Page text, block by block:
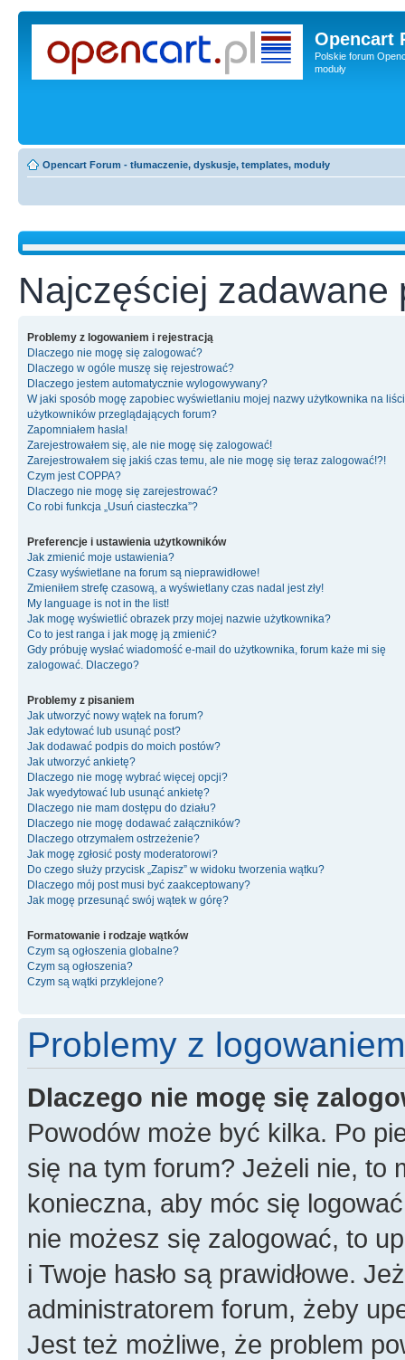
Opencart
Polskie forum
moduły
Opencart Forum - tłumaczenie, dyskusje, templates, moduły
Najczęściej zadawane
Problemy z logowaniem i rejestracją
Dlaczego nie mogę się zalogować?
Dlaczego w ogóle muszę się rejestrować?
Dlaczego jestem automatycznie wylogowywany?
W jaki sposób mogę zapobiec wyświetlaniu mojej nazwy użytkownika na
użytkowników przeglądających forum?
Zapomniałem hasła!
Zarejestrowałem się, ale nie mogę się zalogować!
Zarejestrowałem się jakiś czas temu, ale nie mogę się teraz zalogować!?!
Czym jest COPPA?
Dlaczego nie mogę się zarejestrować?
Co robi funkcja „Usuń ciasteczka”?
Preferencje i ustawienia użytkowników
Jak zmienić moje ustawienia?
Czasy wyświetlane na forum są nieprawidłowe!
Zmieniłem strefę czasową, a wyświetlany czas nadal jest zły!
My language is not in the list!
Jak mogę wyświetlić obrazek przy mojej nazwie użytkownika?
Co to jest ranga i jak mogę ją zmienić?
Gdy próbuję wysłać wiadomość e-mail do użytkownika, forum każe mi się
zalogować. Dlaczego?
Problemy z pisaniem
Jak utworzyć nowy wątek na forum?
Jak edytować lub usunąć post?
Jak dodawać podpis do moich postów?
Jak utworzyć ankietę?
Dlaczego nie mogę wybrać więcej opcji?
Jak wyedytować lub usunąć ankietę?
Dlaczego nie mam dostępu do działu?
Dlaczego nie mogę dodawać załączników?
Dlaczego otrzymałem ostrzeżenie?
Jak mogę zgłosić posty moderatorowi?
Do czego służy przycisk „Zapisz” w widoku tworzenia wątku?
Dlaczego mój post musi być zaakceptowany?
Jak mogę przesunąć swój wątek w górę?
Formatowanie i rodzaje wątków
Czym są ogłoszenia globalne?
Czym są ogłoszenia?
Czym są wątki przyklejone?
Problemy z
Dlaczego nie mogę się
Powodów może być kilka. Po
się na tym forum? Jeżeli nie, to
konieczna, aby móc się
nie możesz się zalogować, to
i Twoje hasło są prawidłowe.
administratorem forum, żeby
Jest też możliwe, że problem